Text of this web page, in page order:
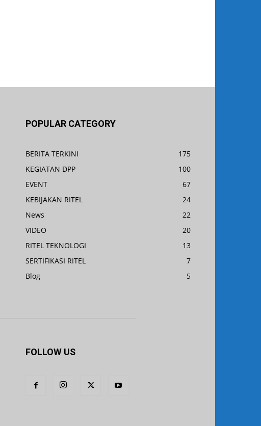
POPULAR CATEGORY
BERITA TERKINI
175
KEGIATAN DPP
100
EVENT
67
KEBIJAKAN RITEL
24
News
22
VIDEO
20
RITEL TEKNOLOGI
13
SERTIFIKASI RITEL
7
Blog
5
FOLLOW US